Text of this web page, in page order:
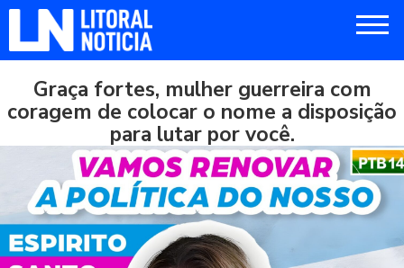
Graça fortes, mulher guerreira com
coragem de colocar o nome a disposição
para lutar por você.